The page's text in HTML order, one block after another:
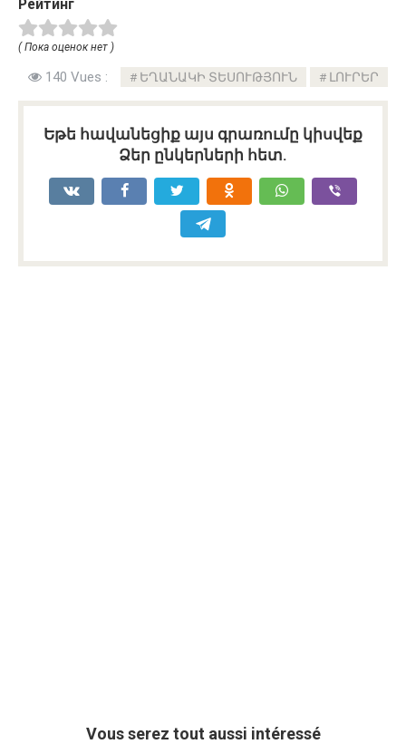
Рейтинг
( Пока оценок нет )
140 Vues : ԵՂԱՆԱԿԻ ՏԵՍՈՒԹՅՈՒՆ ԼՈՒՐԵՐ
Եթե հավանեցիք այս գրառումը կիսվեք
Ձեր ընկերների հետ.
Vous serez tout aussi intéressé